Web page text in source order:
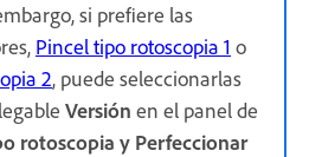
si prefiere las
Pincel tipo rotoscopia 1 o
2, puede seleccionarlas
Versión en el panel de
rotoscopia y Perfeccionar